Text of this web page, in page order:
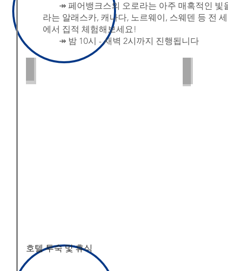
↠ 페어뱅크스의 오로라는 아주 매혹적인 빛
라는 알래스카, 캐나다, 노르웨이, 스웨덴 등 전
에서 집적 체험해보세요!
↠ 밤 10시 - 새벽 2시까지 진행됩니다
Roy
호텔 투숙 및 휴식